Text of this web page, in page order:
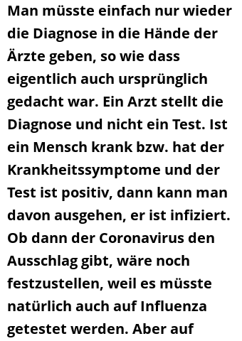
Man müsste einfach nur wieder
die Diagnose in die Hände der
Ärzte geben, so wie dass
eigentlich auch ursprünglich
gedacht war. Ein Arzt stellt die
Diagnose und nicht ein Test. Ist
ein Mensch krank bzw. hat der
Krankheitssymptome und der
Test ist positiv, dann kann man
davon ausgehen, er ist infiziert.
Ob dann der Coronavirus den
Ausschlag gibt, wäre noch
festzustellen, weil es müsste
natürlich auch auf Influenza
getestet werden. Aber auf